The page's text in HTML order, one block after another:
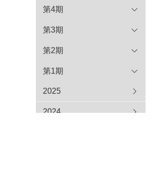
第4期
第3期
第2期
第1期
2025
2024